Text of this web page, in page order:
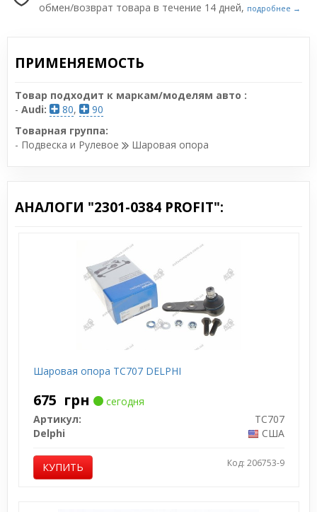
обмен/возврат товара в течение 14 дней, подробнее →
ПРИМЕНЯЕМОСТЬ
Товар подходит к маркам/моделям авто :
- Audi: 80,
90
Товарная группа:
- Подвеска и Рулевое
Шаровая опора
АНАЛОГИ "2301-0384 PROFIT":
Шаровая опора TC707 DELPHI
675 грн
сегодня
Артикул:
TC707
Delphi
США
КУПИТЬ Код: 206753-9